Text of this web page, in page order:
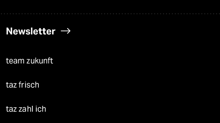
Newsletter
team zukunft
taz frisch
taz zahl ich